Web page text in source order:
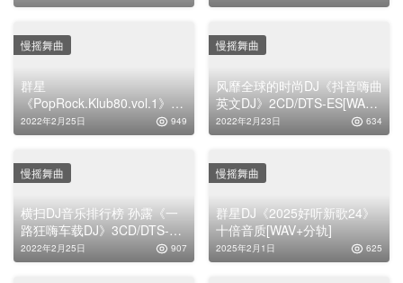
群星
《PopRock.Klub80.vol.1》
2CD[正版CD低速原抓
WAV+CUE]
2022年2月25日 949
慢摇舞曲
风靡全球的时尚DJ《抖音嗨曲
英文DJ》2CD/DTS-ES[WAV
分轨]
2022年2月23日 634
慢摇舞曲
横扫DJ音乐排行榜 孙露《一
路狂嗨车载DJ》3CD/DTS-
ES[WAV分轨]
2022年2月25日 907
慢摇舞曲
群星DJ《2025好听新歌24》
十倍音质[WAV+分轨]
2025年2月1日 625
慢摇舞曲